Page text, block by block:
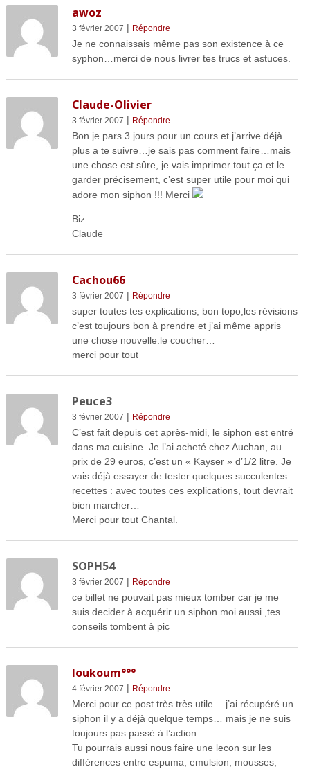
awoz
3 février 2007 | Répondre
Je ne connaissais même pas son existence à ce
syphon…merci de nous livrer tes trucs et astuces.
Claude-Olivier
3 février 2007 | Répondre
Bon je pars 3 jours pour un cours et j’arrive déjà
plus a te suivre…je sais pas comment faire…mais
une chose est sûre, je vais imprimer tout ça et le
garder précisement, c’est super utile pour moi qui
adore mon siphon !!! Merci
Biz
Claude
Cachou66
3 février 2007 | Répondre
super toutes tes explications, bon topo,les révisions
c’est toujours bon à prendre et j’ai même appris
une chose nouvelle:le coucher…
merci pour tout
Peuce3
3 février 2007 | Répondre
C’est fait depuis cet après-midi, le siphon est entré
dans ma cuisine. Je l’ai acheté chez Auchan, au
prix de 29 euros, c’est un « Kayser » d’1/2 litre. Je
vais déjà essayer de tester quelques succulentes
recettes : avec toutes ces explications, tout devrait
bien marcher…
Merci pour tout Chantal.
SOPH54
3 février 2007 | Répondre
ce billet ne pouvait pas mieux tomber car je me
suis decider à acquérir un siphon moi aussi ,tes
conseils tombent à pic
loukoum°°°
4 février 2007 | Répondre
Merci pour ce post très très utile… j’ai récupéré un
siphon il y a déjà quelque temps… mais je ne suis
toujours pas passé à l’action….
Tu pourrais aussi nous faire une lecon sur les
différences entre espuma, emulsion, mousses,